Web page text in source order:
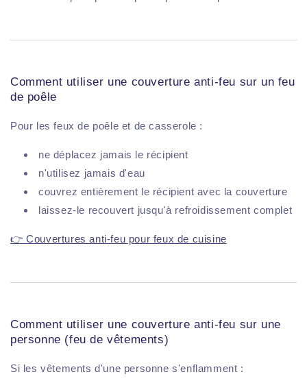
Comment utiliser une couverture anti-feu sur un feu
de poêle
Pour les feux de poêle et de casserole :
ne déplacez jamais le récipient
n'utilisez jamais d'eau
couvrez entièrement le récipient avec la couverture
laissez-le recouvert jusqu'à refroidissement complet
👉 Couvertures anti-feu pour feux de cuisine
Comment utiliser une couverture anti-feu sur une
personne (feu de vêtements)
Si les vêtements d'une personne s'enflamment :